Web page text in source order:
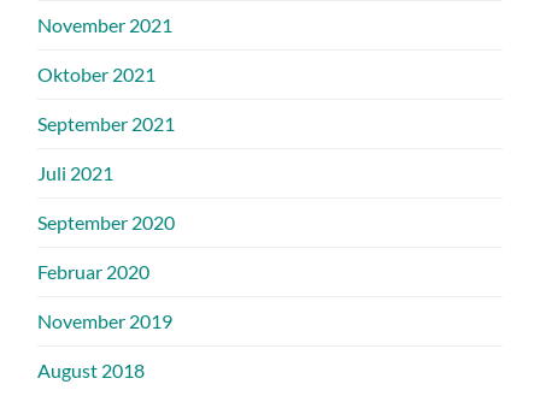
November 2021
Oktober 2021
September 2021
Juli 2021
September 2020
Februar 2020
November 2019
August 2018